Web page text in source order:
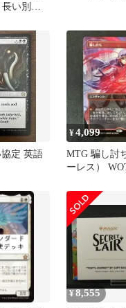
い別れ
定 英語
¥4,099
MTG 騙し討
ーレス）
¥8,555